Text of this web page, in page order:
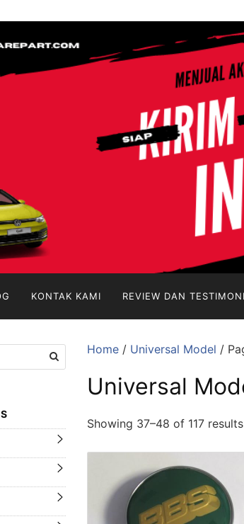
KONTAK KAMI REVIEW DAN TESTIMONI
Home / Universal Model /
Universal
Showing 37–48 of 117 results